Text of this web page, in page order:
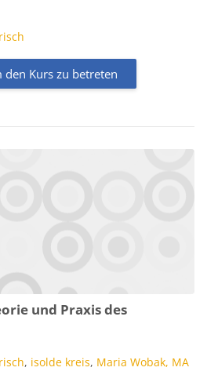
den Kurs zu betreten
und Praxis des
, isolde kreis, Maria Wobak, MA